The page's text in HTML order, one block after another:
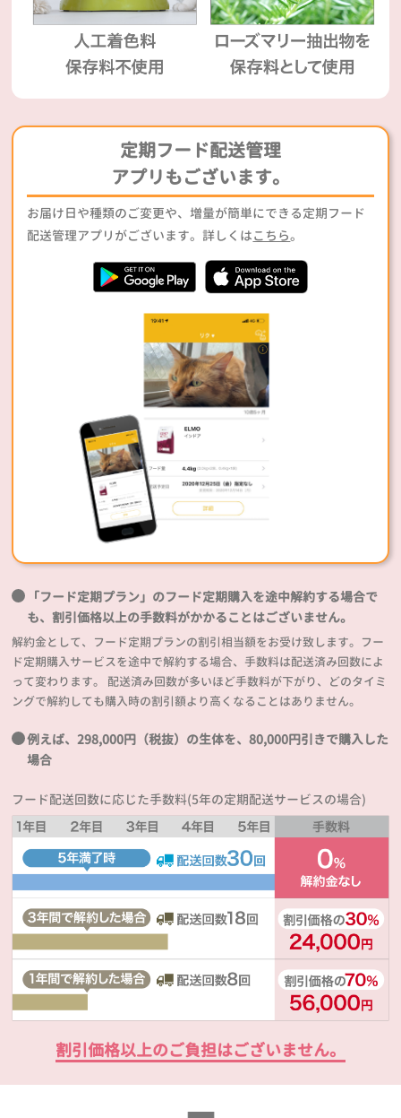
定期フード配送管理
アプリもございます。
お届け日や種類のご変更や、増量が簡単にできる定期フード
配送管理アプリがございます。詳しくはこちら。
「フード定期プラン」のフード定期購入を途中解約する場合で
も、割引価格以上の手数料がかかることはございません。
解約金として、フード定期プランの割引相当額をお受け致します。フー
ド定期購入サービスを途中で解約する場合、手数料は配送済み回数によ
って変わります。 配送済み回数が多いほど手数料が下がり、どのタイミ
ングで解約しても購入時の割引額より高くなることはありません。
例えば、298,000円（税抜）の生体を、80,000円引きで購入した
場合
フード配送回数に応じた手数料(5年の定期配送サービスの場合)
割引価格以上のご負担はございません。